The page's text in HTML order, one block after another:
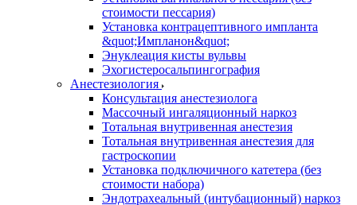
стоимости пессария)
Установка контрацептивного импланта
&quot;Импланон&quot;
Энуклеация кисты вульвы
Эхогистеросальпингография
Анестезиология
Консультация анестезиолога
Массочный ингаляционный наркоз
Тотальная внутривенная анестезия
Тотальная внутривенная анестезия для
гастроскопии
Установка подключичного катетера (без
стоимости набора)
Эндотрахеальный (интубационный) наркоз